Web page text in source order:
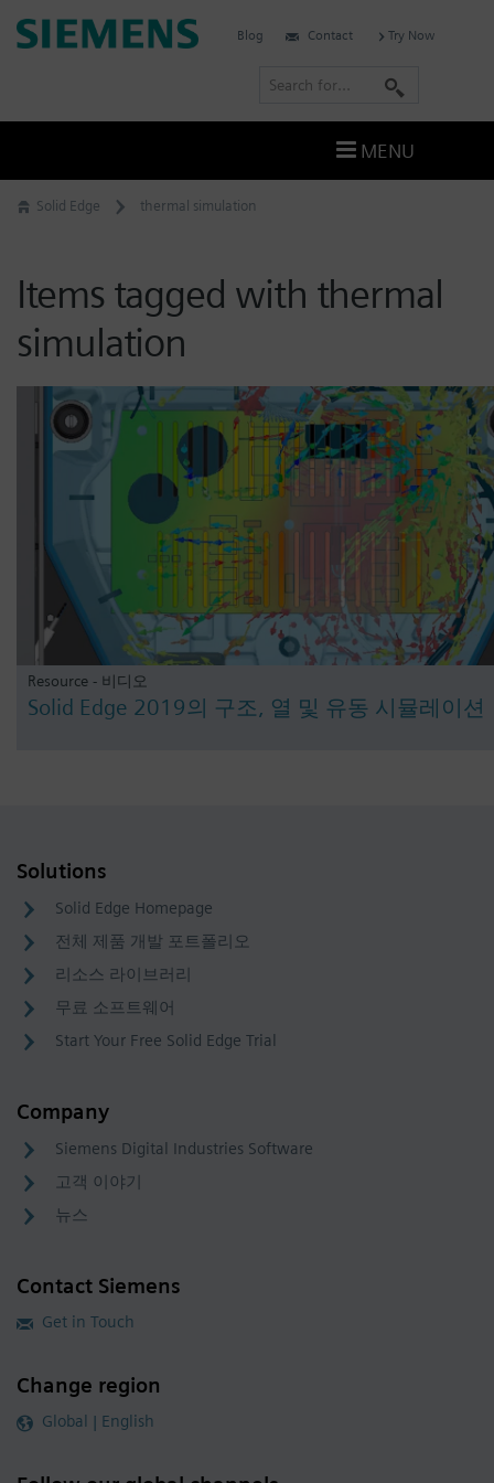
Skip
to
Solid Edge thermal simulation
Items tagged with thermal
simulation
Resource - 비디오
Solid Edge 2019의 구조, 열 및 유동 시뮬레이션
Solutions
Solid Edge Homepage
전체 제품 개발 포트폴리오
리소스 라이브러리
무료 소프트웨어
Start Your Free Solid Edge Trial
Company
Siemens Digital Industries Software
고객 이야기
뉴스
Contact Siemens
Get in Touch
Change region
Global | English
Siemens
Blog Contact Try Now
r
c
MENU